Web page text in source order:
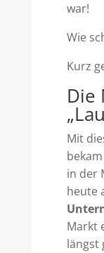
war!
Wie
Kurz
Die
Mit
in der
heute
Markt
längst